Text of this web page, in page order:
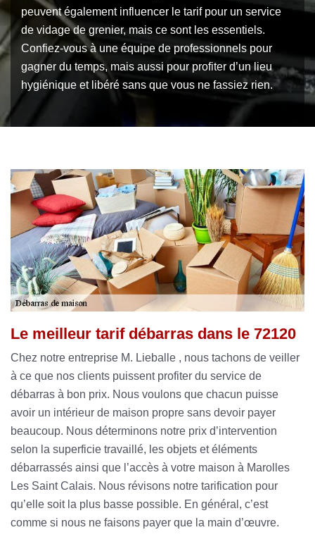
peuvent également influencer le tarif pour un service
de vidage de grenier, mais ce sont les essentiels.
Confiez-vous à une équipe de professionnels pour
gagner du temps, mais aussi pour profiter d’un lieu
hygiénique et libéré sans que vous ne fassiez rien.
Le meilleur tarif débarras dans le 72120
Chez notre entreprise M. Lieballe , nous tachons de veiller
à ce que nos clients puissent profiter du service de
débarras à bon prix. Nous voulons que chacun puisse
avoir un intérieur de maison propre sans devoir payer
beaucoup. Nous déterminons notre prix d’intervention
selon la superficie travaillé, les objets et éléments
débarrassés ainsi que l’accès à votre maison à Marolles
Les Saint Calais. Nous révisons notre tarification pour
qu’elle soit la plus basse possible. En général, c’est
comme si nous ne faisons payer que la main d’œuvre.